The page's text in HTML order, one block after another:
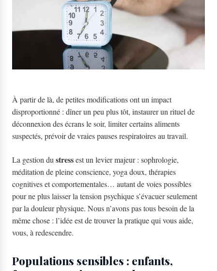
À partir de là, de petites modifications ont un impact
disproportionné : dîner un peu plus tôt, instaurer un rituel de
déconnexion des écrans le soir, limiter certains aliments
suspectés, prévoir de vraies pauses respiratoires au travail.
La gestion du stressest un levier majeur : sophrologie,
méditation de pleine conscience, yoga doux, thérapies
cognitives et comportementales… autant de voies possibles
pour ne plus laisser la tension psychique s’évacuer seulement
par la douleur physique. Nous n’avons pas tous besoin de la
même chose : l’idée est de trouver la pratique qui vous aide,
vous, à redescendre.
Populations sensibles : enfants,